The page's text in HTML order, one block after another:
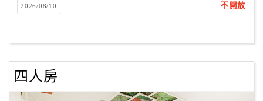
作
商
合
作
2026/08/10 不開放
四人房